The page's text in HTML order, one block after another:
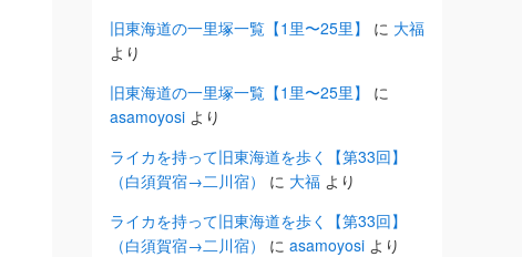
旧東海道の一里塚一覧【1里〜25里】
に 大福
より
旧東海道の一里塚一覧【1里〜25里】
に
asamoyosi より
ライカを持って旧東海道を歩く【第33回】
（白須賀宿→二川宿）
に 大福 より
ライカを持って旧東海道を歩く【第33回】
（白須賀宿→二川宿）
に asamoyosi より